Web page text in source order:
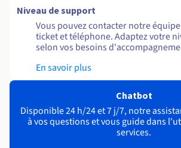
Niveau de support
Vous pouvez contacter notre
ticket et téléphone. Adaptez votre
selon vos besoins
En savoir plus
Chatbot
Disponible 24 h/24 et 7 j/7, notre
à vos questions et vous guide dans
services.